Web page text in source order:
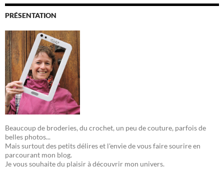
PRÉSENTATION
Beaucoup de broderies, du crochet, un peu de couture, parfois de
belles photos...
Mais surtout des petits délires et l'envie de vous faire sourire en
parcourant mon blog.
Je vous souhaite du plaisir à découvrir mon univers.